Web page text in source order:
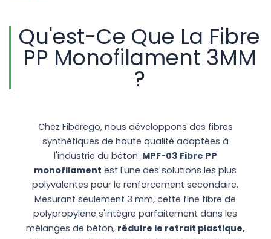
Qu'est-Ce Que La Fibre
PP Monofilament 3MM
?
Chez Fiberego, nous développons des fibres
synthétiques de haute qualité adaptées à
l'industrie du béton. MPF-03 Fibre PP
monofilament est l'une des solutions les plus
polyvalentes pour le renforcement secondaire.
Mesurant seulement 3 mm, cette fine fibre de
polypropylène s'intègre parfaitement dans les
mélanges de béton, réduire le retrait plastique,